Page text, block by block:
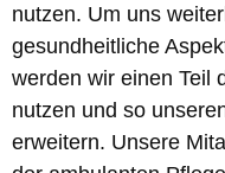
nutzen. Um uns
gesundheitliche
werden wir einen Teil
nutzen und so
erweitern. Unsere